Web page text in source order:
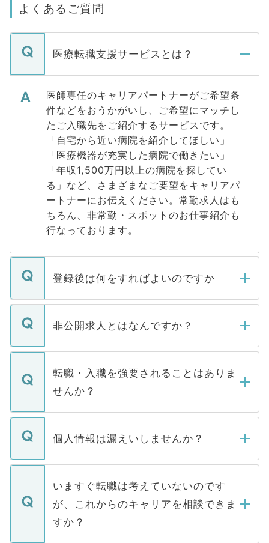
よくあるご質問
医療転職支援サービスとは？
医師専任のキャリアパートナーがご希望条
件などをおうかがいし、ご希望にマッチし
たご入職先をご紹介するサービスです。
「自宅から近い病院を紹介してほしい」
「医療機器が充実した病院で働きたい」
「年収1,500万円以上の病院を探してい
る」など、さまざまなご要望をキャリアパ
ートナーにお伝えください。常勤求人はも
ちろん、非常勤・スポットのお仕事紹介も
行なっております。
登録後は何をすればよいのですか
ご登録いただきましたら、弊社担当者がご
登録内容を確認し、その後メールもしくは
ます。通常、5営業日以内にはご連絡をせて
いただきますので、しばらくお待ちくださ
い。
非公開求人とはなんですか？
マイナビDOCTORで取り扱っている求人の
うち約3割は、Webサイトからご覧いただ
けない「非公開求人」です。非公開求人は
下記の理由によって、一般には公開してい
ません。
■応募殺到を避けるため 人気のある医療機
関を公にしてしまうと、応募が殺到する場
に、医療機関が求める条件に合った人材の
みを人材紹介会社に依頼するケースが増え
ています。
転職・入職を強要されることはありま
せんか？
転職・入職を強要することは一切ありませ
ん。また、仮に応募先から内定をいただい
定を承諾する必要はありません。内定先へ
の辞退の連絡はキャリアパートナーが行い
ますので、ご安心ください。
個人情報は漏えいしませんか？
個人情報が漏えいすることはありませんの
で、ご安心ください。当サイトからの登録
などで収集したご登録者様の個人情報は、
ご本人のキャリアアップおよび転職活動の
支援を目的に使用いたします。お預かりし
いますぐ転職は考えていないのです
が、これからのキャリアを相談できま
すか？